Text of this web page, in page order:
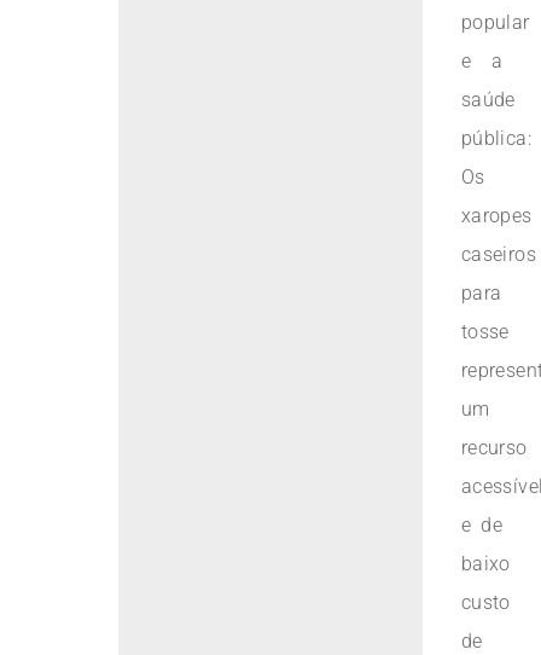
popular
e a
saúde
pública:
Os
xaropes
caseiros
para
tosse
um
recurso
e de
baixo
custo
de